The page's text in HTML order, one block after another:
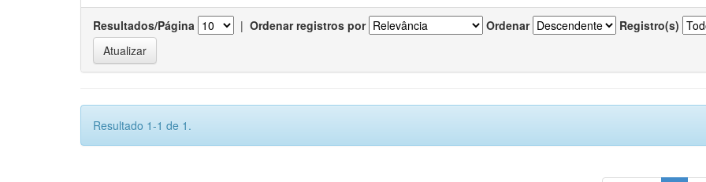
Resultados/Página | Ordenar registros por Ordenar Registro(s)
Resultado 1-1 de 1.